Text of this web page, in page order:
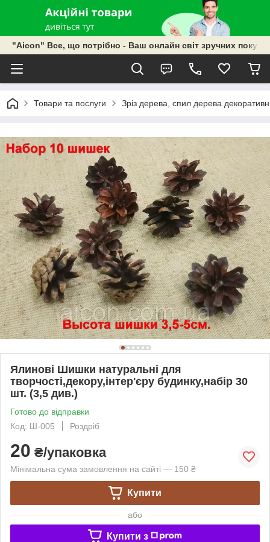
"Aicon" Все, що потрібно - Ваш онлайн світ зручних
Товари та послуги Зріз дерева, спил дерева
Ялинові Шишки натуральні для
творчості,декору,інтер'єру будинку,набір 30
шт. (3,5 див.)
Готово до відправки
Код: Ш-005
Роздріб
20 ₴/упаковка
Мінімальна сума замовлення на сайті — 150 ₴
Купити
або
Купити з